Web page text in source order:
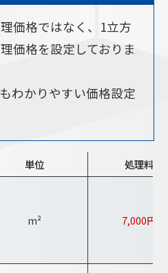
価格ではなく、1立方
価格を設定しておりま
わかりやすい価格設定
単位 処理料金
m² 7,000円〜